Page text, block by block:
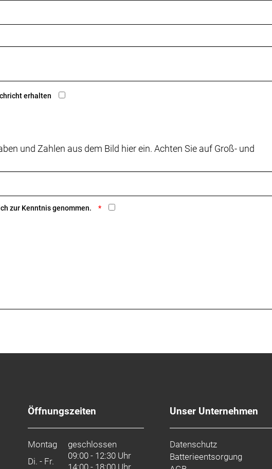
erhalten
und Zahlen aus dem Bild hier ein. Achten Sie auf Groß- und
zur Kenntnis genommen.
Öffnungszeiten
Montag
geschlossen
Di. - Fr.
09:00 - 12:30 Uhr
Unser Unternehmen
Datenschutz
Batterieentsorgung